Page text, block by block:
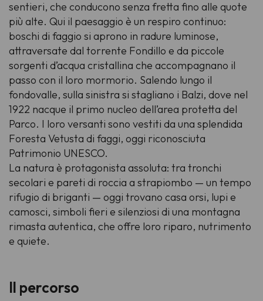
sentieri, che conducono senza fretta fino alle quote
più alte. Qui il paesaggio è un respiro continuo:
boschi di faggio si aprono in radure luminose,
attraversate dal torrente Fondillo e da piccole
sorgenti d’acqua cristallina che accompagnano il
passo con il loro mormorio. Salendo lungo il
fondovalle, sulla sinistra si stagliano i Balzi, dove nel
1922 nacque il primo nucleo dell’area protetta del
Parco. I loro versanti sono vestiti da una splendida
Foresta Vetusta di faggi, oggi riconosciuta
Patrimonio UNESCO.
La natura è protagonista assoluta: tra tronchi
secolari e pareti di roccia a strapiombo — un tempo
rifugio di briganti — oggi trovano casa orsi, lupi e
camosci, simboli fieri e silenziosi di una montagna
rimasta autentica, che offre loro riparo, nutrimento
e quiete.
Il percorso